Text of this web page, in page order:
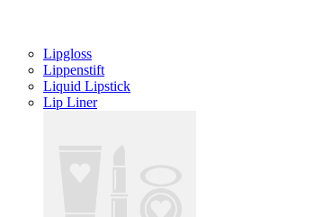
Lipgloss
Lippenstift
Liquid Lipstick
Lip Liner